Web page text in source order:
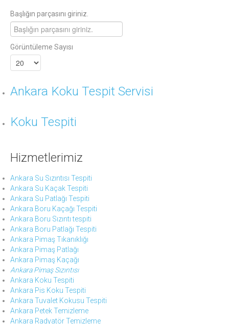
Başlığın parçasını giriniz.
Görüntüleme Sayısı
Ankara Koku Tespit Servisi
Koku Tespiti
Hizmetlerimiz
Ankara Su Sızıntısı Tespiti
Ankara Su Kaçak Tespiti
Ankara Su Patlağı Tespiti
Ankara Boru Kaçağı Tespiti
Ankara Boru Sızıntı tespiti
Ankara Boru Patlağı Tespiti
Ankara Pimaş Tıkanıklığı
Ankara Pimaş Patlağı
Ankara Pimaş Kaçağı
Ankara Pimaş Sızıntısı
Ankara Koku Tespiti
Ankara Pis Koku Tespiti
Ankara Tuvalet Kokusu Tespiti
Ankara Petek Temizleme
Ankara Radyatör Temizleme